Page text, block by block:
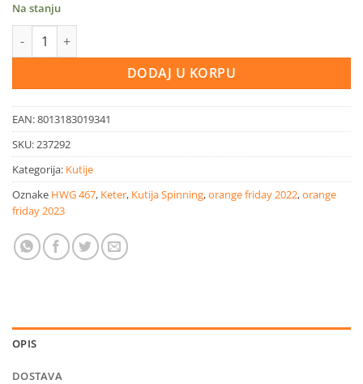
Na stanju
Kutija sa poklopcem Spinning Box M transparentna 30 l
DODAJ U KORPU
EAN:8013183019341
SKU:237292
Kategorija: Kutije
Oznake HWG 467, Keter, Kutija Spinning,orange friday 2022,orange
friday 2023
OPIS
DOSTAVA